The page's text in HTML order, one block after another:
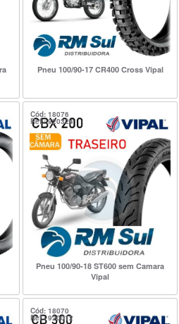
Pneu 100/90-17 CR400 Cross Vipal
Cód: 18076
Ref.: 920324
Pneu 100/90-18 ST600 sem Camara
Vipal
Cód: 18070
Ref.: 920012